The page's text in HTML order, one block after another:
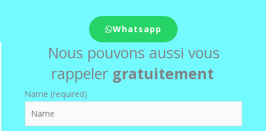
Whatsapp
Nous pouvons aussi vous
rappeler gratuitement
Name (required)